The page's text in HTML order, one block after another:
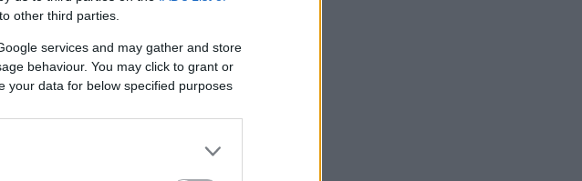
other third parties.
services and may gather and store
behaviour. You may click to grant or
your data for below specified purposes
Kollégák